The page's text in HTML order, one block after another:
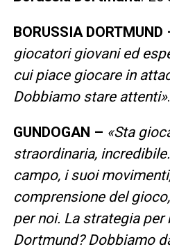
BORUSSIA DORTMUND
giocatori giovani ed
cui piace giocare in
Dobbiamo stare attenti».
GUNDOGAN – «Sta
straordinaria,
campo, i suoi
comprensione del
per noi. La strategia
Dortmund? Dobbiamo